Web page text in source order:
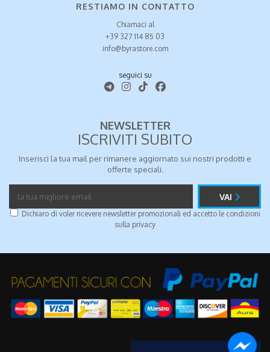
RESTIAMO IN CONTATTO
Chiamaci al
+39 327 114 85 03
info@byrastore.com
seguici su
NEWSLETTER
ISCRIVITI SUBITO
Inserisci la tua mail per rimanere aggiornato sui nostri prodotti e
offerte speciali.
VAI
Dichiaro di voler ricevere newsletter promozionali ed accetto le condizioni
sulla privacy